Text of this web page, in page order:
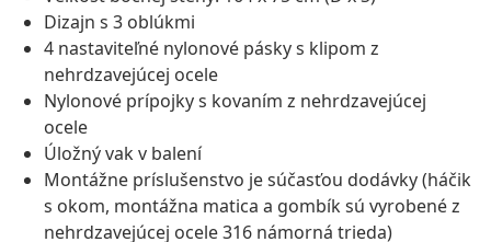
Dizajn s 3 oblúkmi
4 nastaviteľné nylonové pásky s klipom z
nehrdzavejúcej ocele
Nylonové prípojky s kovaním z nehrdzavejúcej
ocele
Úložný vak v balení
Montážne príslušenstvo je súčasťou dodávky (háčik
s okom, montážna matica a gombík sú vyrobené z
nehrdzavejúcej ocele 316 námorná trieda)